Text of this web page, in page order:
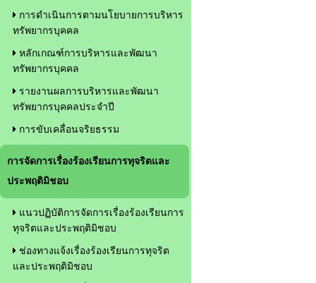
การดำเนินการตามนโยบายการบริหาร
ทรัพยากรบุคคล
หลักเกณฑ์การบริหารและพัฒนา
ทรัพยากรบุคคล
รายงานผลการบริหารและพัฒนา
ทรัพยากรบุคคลประจำปี
การขับเคลื่อนจริยธรรม
การจัดการเรื่องร้องเรียนการทุจริตและ
ประพฤติมิชอบ
แนวปฏิบัติการจัดการเรื่องร้องเรียนการ
ทุจริตและประพฤติมิชอบ
ช่องทางแจ้งเรื่องร้องเรียนการทุจริต
และประพฤติมิชอบ